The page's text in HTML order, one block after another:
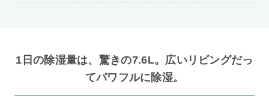
1日の除湿量は、驚きの7.6L。広いリビングだっ
てパワフルに除湿。